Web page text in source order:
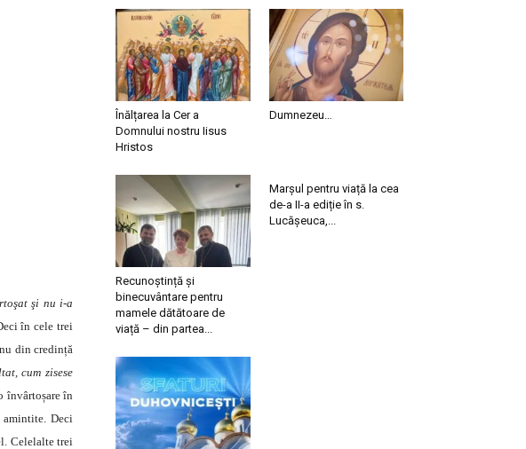
şi nu i-a
în cele trei
din credință
cum zisese
învârtoșare în
amintite. Deci
Celelalte trei
Înălțarea la Cer a
Domnului nostru Iisus
Hristos
Dumnezeu…
Recunoștință și
binecuvântare pentru
mamele dătătoare de
viață – din partea...
Marșul pentru viață la cea
de-a II-a ediție în s.
Lucășeuca,...